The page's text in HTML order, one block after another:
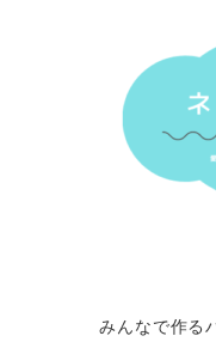
みんなで作る